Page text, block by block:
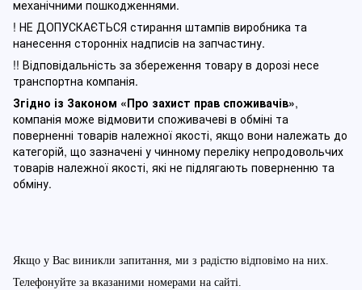
механічними пошкодженнями.
! НЕ ДОПУСКАЄТЬСЯ стирання штампів виробника та
нанесення сторонніх надписів на запчастину.
!! Відповідальність за збереження товару в дорозі несе
транспортна компанія.
Згідно із Законом «Про захист прав споживачів»,
компанія може відмовити споживачеві в обміні та
поверненні товарів належної якості, якщо вони належать до
категорій, що зазначені у чинному переліку непродовольчих
товарів належної якості, які не підлягають поверненню та
обміну.
Якщо у Вас виникли запитання, ми з радістю відповімо на них.
Телефонуйте за вказаними номерами на сайті.